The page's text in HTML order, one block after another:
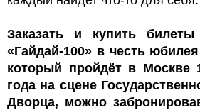
Заказать и купить билеты
«Гайдай-100» в честь
который пройдёт в Москве
года на сцене
Дворца, можно